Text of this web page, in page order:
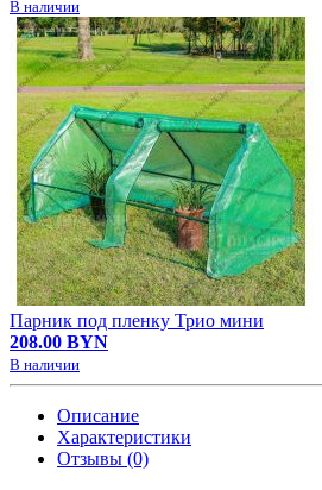
В наличии
Парник под пленку Трио мини
208.00 BYN
В наличии
Описание
Характеристики
Отзывы (0)